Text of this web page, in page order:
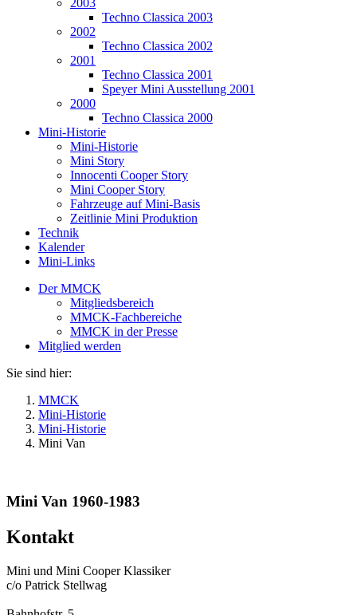
2003
Techno Classica 2003
2002
Techno Classica 2002
2001
Techno Classica 2001
Speyer Mini Ausstellung 2001
2000
Techno Classica 2000
Mini-Historie
Mini-Historie
Mini Story
Innocenti Cooper Story
Mini Cooper Story
Fahrzeuge auf Mini-Basis
Zeitlinie Mini Produktion
Technik
Kalender
Mini-Links
Der MMCK
Mitgliedsbereich
MMCK-Fachbereiche
MMCK in der Presse
Mitglied werden
Sie sind hier:
MMCK
Mini-Historie
Mini-Historie
Mini Van
Mini Van 1960-1983
Kontakt
Mini und Mini Cooper Klassiker
c/o Patrick Stellwag